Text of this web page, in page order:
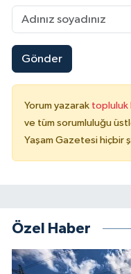
Gönder
Yorum yazarak topluluk
ve tüm sorumluluğu
Yaşam Gazetesi hiçbir
Özel Haber